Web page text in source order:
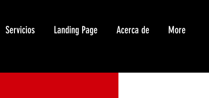
Servicios Landing Page Acerca de More